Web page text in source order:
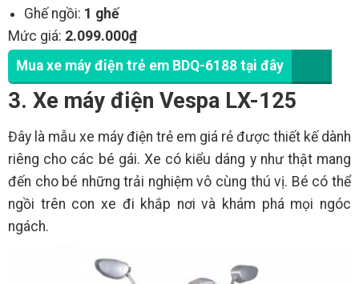
Ghế ngồi: 1 ghế
Mức giá: 2.099.000₫
Mua xe máy điện trẻ em BDQ-6188 tại đây
3. Xe máy điện Vespa LX-125
Đây là mẫu xe máy điện trẻ em giá rẻ được thiết kế dành
riêng cho các bé gái. Xe có kiểu dáng y như thật mang
đến cho bé những trải nghiệm vô cùng thú vị. Bé có thể
ngồi trên con xe đi khắp nơi và khám phá mọi ngóc
ngách.